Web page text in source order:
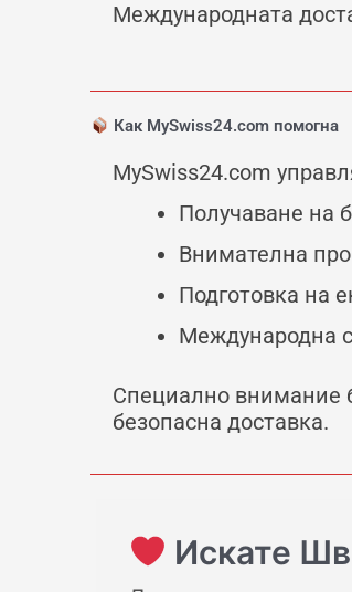
Международната
Как MySwiss24.com помогна
MySwiss24.com
Получаване на
Внимателна
Подготовка на
Международна
Специално внимание
безопасна доставка.
Искате